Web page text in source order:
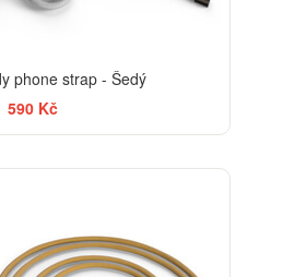
phone strap - Šedý
590 Kč